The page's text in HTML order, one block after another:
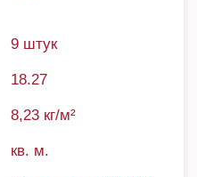
9 штук
18.27
8,23 кг/м²
кв. м.